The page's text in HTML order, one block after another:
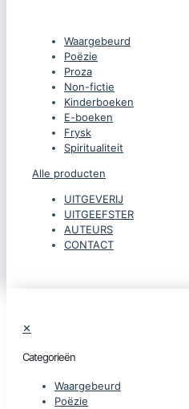
Waargebeurd
Poëzie
Proza
Non-fictie
Kinderboeken
E-boeken
Frysk
Spiritualiteit
Alle producten
UITGEVERIJ
UITGEEFSTER
AUTEURS
CONTACT
✕
Categorieën
Waargebeurd
Poëzie